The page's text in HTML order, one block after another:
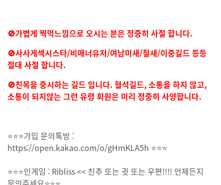
🚫가볍게 찍먹느낌으로 오시는 분은 정중히 사절 합니다.
🚫사사게섹시스타/비매너유저/여남미새/철새/이중길드 등등
절대 사절 합니다.
🚫친목을 중시하는 길드 입니다. 혈석길드, 소통을 하지 않고,
소통이 되지않는 그런 유령 회원은 미리 정중히 사양합니다.
⭐⭐⭐가입 문의톡방 :
https://open.kakao.com/o/gHmKLA5h ⭐⭐⭐
⭐⭐⭐인게임 : Ribliss << 친추 또는 귓 또는 우편!!!! 언제든지